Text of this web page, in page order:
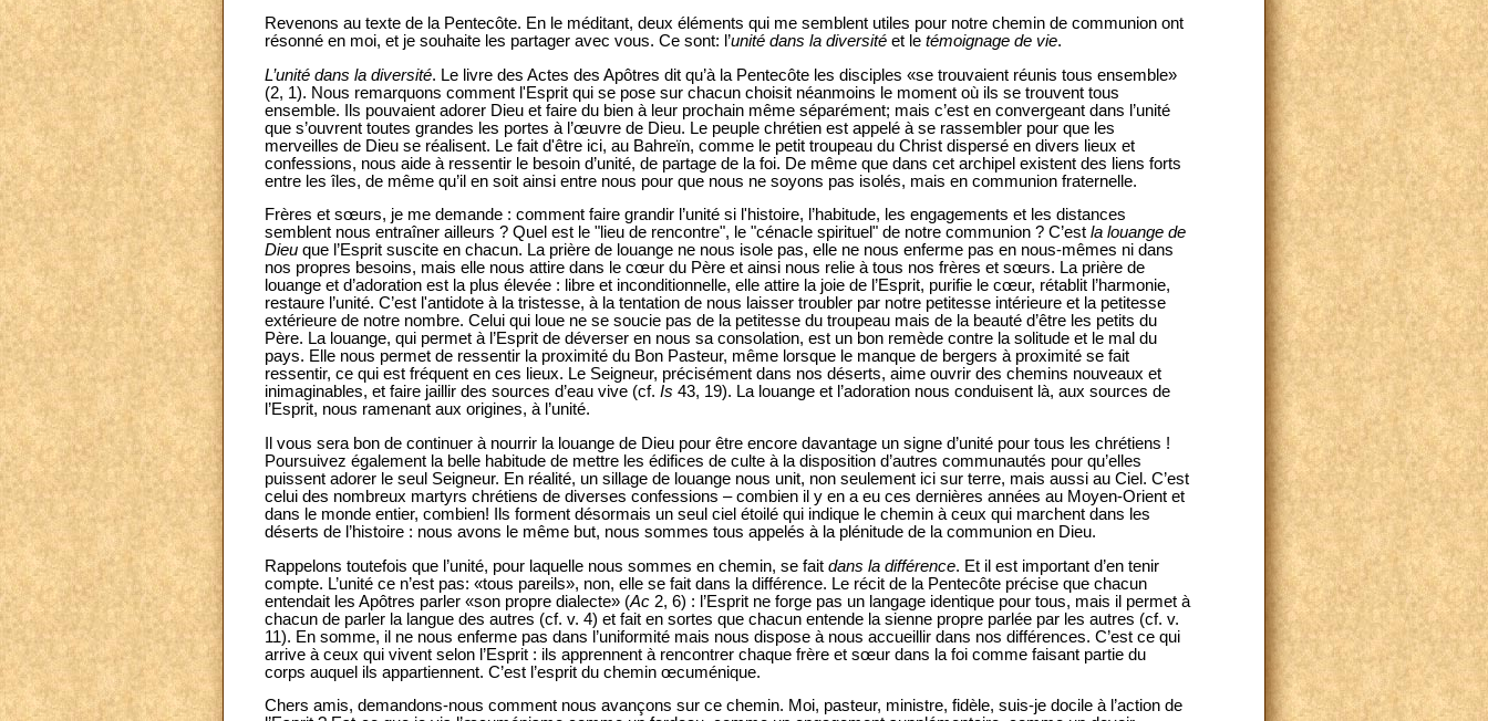
Revenons au texte de la Pentecôte. En le méditant, deux éléments qui me semblent utiles pour notre chemin de communion ont
résonné en moi, et je souhaite les partager avec vous. Ce sont: l’unité dans la diversité et le témoignage de vie.
L’unité dans la diversité. Le livre des Actes des Apôtres dit qu’à la Pentecôte les disciples «se trouvaient réunis tous ensemble»
(2, 1). Nous remarquons comment l'Esprit qui se pose sur chacun choisit néanmoins le moment où ils se trouvent tous
ensemble. Ils pouvaient adorer Dieu et faire du bien à leur prochain même séparément; mais c’est en convergeant dans l’unité
que s’ouvrent toutes grandes les portes à l’œuvre de Dieu. Le peuple chrétien est appelé à se rassembler pour que les
merveilles de Dieu se réalisent. Le fait d'être ici, au Bahreïn, comme le petit troupeau du Christ dispersé en divers lieux et
confessions, nous aide à ressentir le besoin d’unité, de partage de la foi. De même que dans cet archipel existent des liens forts
entre les îles, de même qu’il en soit ainsi entre nous pour que nous ne soyons pas isolés, mais en communion fraternelle.
Frères et sœurs, je me demande : comment faire grandir l’unité si l'histoire, l’habitude, les engagements et les distances
semblent nous entraîner ailleurs ? Quel est le "lieu de rencontre", le "cénacle spirituel" de notre communion ? C’est la louange de
Dieu que l’Esprit suscite en chacun. La prière de louange ne nous isole pas, elle ne nous enferme pas en nous-mêmes ni dans
nos propres besoins, mais elle nous attire dans le cœur du Père et ainsi nous relie à tous nos frères et sœurs. La prière de
louange et d’adoration est la plus élevée : libre et inconditionnelle, elle attire la joie de l’Esprit, purifie le cœur, rétablit l’harmonie,
restaure l’unité. C’est l'antidote à la tristesse, à la tentation de nous laisser troubler par notre petitesse intérieure et la petitesse
extérieure de notre nombre. Celui qui loue ne se soucie pas de la petitesse du troupeau mais de la beauté d’être les petits du
Père. La louange, qui permet à l’Esprit de déverser en nous sa consolation, est un bon remède contre la solitude et le mal du
pays. Elle nous permet de ressentir la proximité du Bon Pasteur, même lorsque le manque de bergers à proximité se fait
ressentir, ce qui est fréquent en ces lieux. Le Seigneur, précisément dans nos déserts, aime ouvrir des chemins nouveaux et
inimaginables, et faire jaillir des sources d’eau vive (cf. Is 43, 19). La louange et l’adoration nous conduisent là, aux sources de
l’Esprit, nous ramenant aux origines, à l’unité.
Il vous sera bon de continuer à nourrir la louange de Dieu pour être encore davantage un signe d’unité pour tous les chrétiens !
Poursuivez également la belle habitude de mettre les édifices de culte à la disposition d’autres communautés pour qu’elles
puissent adorer le seul Seigneur. En réalité, un sillage de louange nous unit, non seulement ici sur terre, mais aussi au Ciel. C’est
celui des nombreux martyrs chrétiens de diverses confessions – combien il y en a eu ces dernières années au Moyen-Orient et
dans le monde entier, combien! Ils forment désormais un seul ciel étoilé qui indique le chemin à ceux qui marchent dans les
déserts de l’histoire : nous avons le même but, nous sommes tous appelés à la plénitude de la communion en Dieu.
Rappelons toutefois que l’unité, pour laquelle nous sommes en chemin, se fait dans la différence. Et il est important d’en tenir
compte. L’unité ce n’est pas: «tous pareils», non, elle se fait dans la différence. Le récit de la Pentecôte précise que chacun
entendait les Apôtres parler «son propre dialecte» (Ac 2, 6) : l’Esprit ne forge pas un langage identique pour tous, mais il permet à
chacun de parler la langue des autres (cf. v. 4) et fait en sortes que chacun entende la sienne propre parlée par les autres (cf. v.
11). En somme, il ne nous enferme pas dans l’uniformité mais nous dispose à nous accueillir dans nos différences. C’est ce qui
arrive à ceux qui vivent selon l’Esprit : ils apprennent à rencontrer chaque frère et sœur dans la foi comme faisant partie du
corps auquel ils appartiennent. C’est l’esprit du chemin œcuménique.
Chers amis, demandons-nous comment nous avançons sur ce chemin. Moi, pasteur, ministre, fidèle, suis-je docile à l’action de